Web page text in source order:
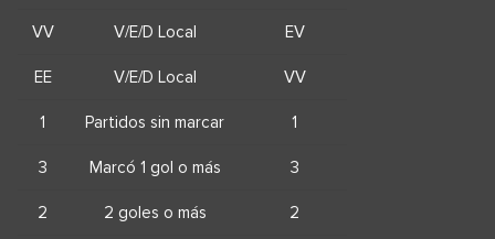
VV V/E/D Local EV
EE V/E/D Local VV
1 Partidos sin marcar 1
3 Marcó 1 gol o más 3
2 2 goles o más 2